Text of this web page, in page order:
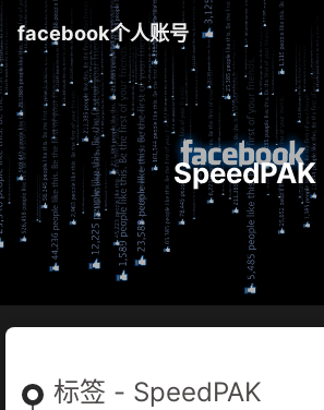
facebook个人账号
SpeedPAK
标签 - SpeedPAK